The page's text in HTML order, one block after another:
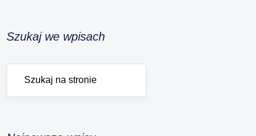
Szukaj we wpisach